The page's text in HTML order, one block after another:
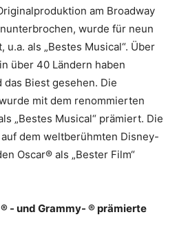
am Broadway
wurde für neun
als „Bestes Musical“. Über
über 40 Ländern haben
das Biest gesehen. Die
mit dem renommierten
„Bestes Musical“ prämiert. Die
dem weltberühmten Disney-
Oscar® als „Bester Film“
- und Grammy- ® prämierte